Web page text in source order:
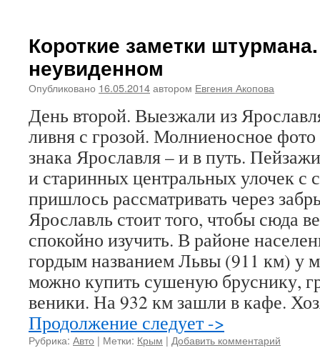
Короткие заметки
неувиденном
Опубликовано 16.05.2014автором Евгения Акопова
День второй. Выезжали из
ливня с грозой. Молниеносное фото
знака Ярославля – и в путь.
и старинных центральных улочек с
пришлось рассматривать через
Ярославль стоит того, чтобы сюда
спокойно изучить. В районе
гордым названием Львы (911 км) у
можно купить сушеную бруснику,
веники. На 932 км зашли в кафе.
Продолжение следует ->
Рубрика: Авто | Метки: Крым | Добавить комментарий